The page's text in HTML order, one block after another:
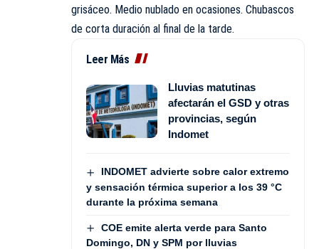
grisáceo. Medio nublado en ocasiones. Chubascos
de corta duración al final de la tarde.
Leer Más
Lluvias matutinas
afectarán el GSD y otras
provincias, según
Indomet
INDOMET advierte sobre calor extremo
y sensación térmica superior a los 39 °C
durante la próxima semana
COE emite alerta verde para Santo
Domingo, DN y SPM por lluvias